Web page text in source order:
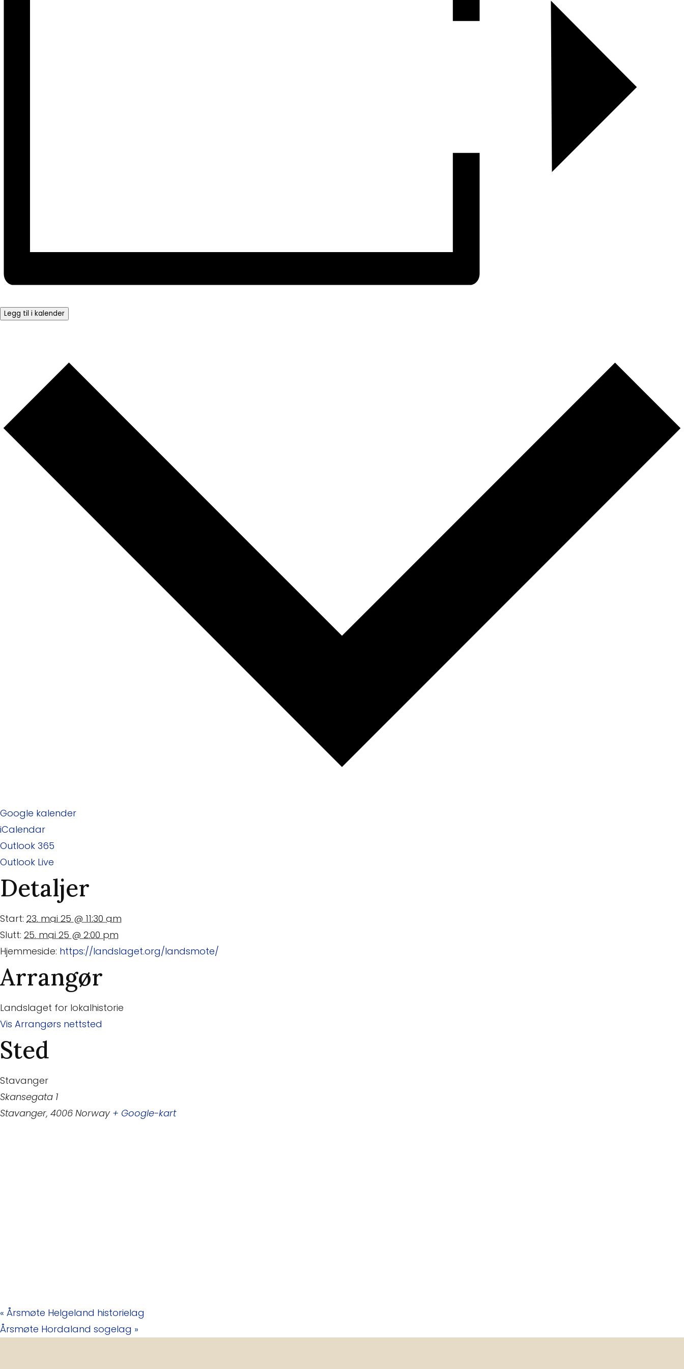
Legg til i kalender
Google kalender
iCalendar
Outlook 365
Outlook Live
Detaljer
Start: 23. mai 25 @ 11:30 am
Slutt: 25. mai 25 @ 2:00 pm
Hjemmeside: https://landslaget.org/landsmote/
Arrangør
Landslaget for lokalhistorie
Vis Arrangørs nettsted
Sted
Stavanger
Skansegata 1
Stavanger, 4006 Norway + Google-kart
« Årsmøte Helgeland historielag
Årsmøte Hordaland sogelag »